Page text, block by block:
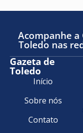
Acompanhe a
Toledo nas
Gazeta de
Toledo
Início
Sobre nós
Contato